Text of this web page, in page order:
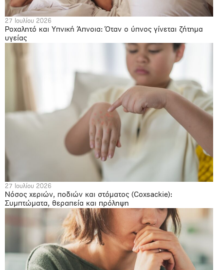
27 Ιουλίου 2026
Ροχαλητό και Υπνική Άπνοια: Όταν ο ύπνος γίνεται ζήτημα
υγείας
27 Ιουλίου 2026
Νόσος χεριών, ποδιών και στόματος (Coxsackie):
Συμπτώματα, θεραπεία και πρόληψη